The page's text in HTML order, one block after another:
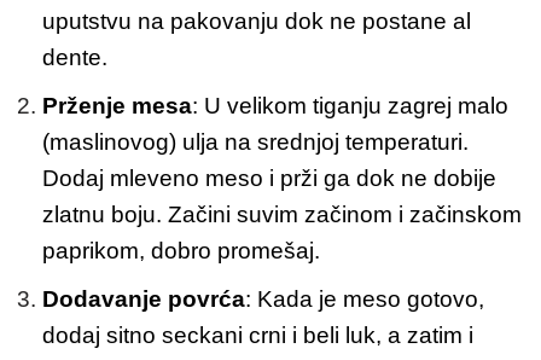
uputstvu na pakovanju dok ne postane al
dente.
Prženje mesa: U velikom tiganju zagrej malo
(maslinovog) ulja na srednjoj temperaturi.
Dodaj mleveno meso i prži ga dok ne dobije
zlatnu boju. Začini suvim začinom i začinskom
paprikom, dobro promešaj.
Dodavanje povrća: Kada je meso gotovo,
dodaj sitno seckani crni i beli luk, a zatim i